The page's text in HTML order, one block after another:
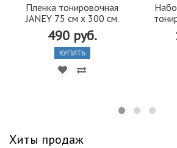
Пленка тонировочная
JANEY 75 см х 300 см.
490 руб.
КУПИТЬ
Хиты продаж